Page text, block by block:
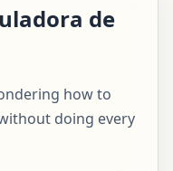
de
how to
doing every